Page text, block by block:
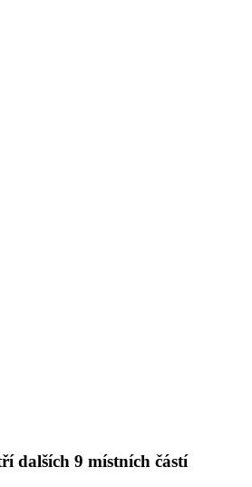
dalších 9 místních částí